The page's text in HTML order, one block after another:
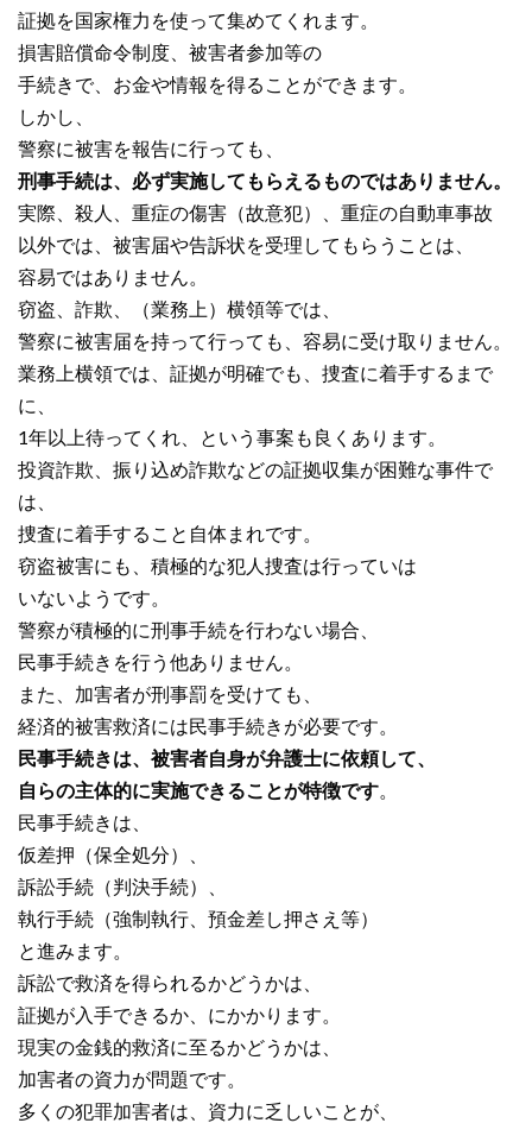
証拠を国家権力を使って集めてくれます。
損害賠償命令制度、被害者参加等の
手続きで、お金や情報を得ることができます。
しかし、
警察に被害を報告に行っても、
刑事手続は、必ず実施してもらえるものではありません。
実際、殺人、重症の傷害（故意犯）、重症の自動車事故
以外では、被害届や告訴状を受理してもらうことは、
容易ではありません。
窃盗、詐欺、（業務上）横領等では、
警察に被害届を持って行っても、容易に受け取りません。
業務上横領では、証拠が明確でも、捜査に着手するまで
に、
1年以上待ってくれ、という事案も良くあります。
投資詐欺、振り込め詐欺などの証拠収集が困難な事件で
は、
捜査に着手すること自体まれです。
窃盗被害にも、積極的な犯人捜査は行っていは
いないようです。
警察が積極的に刑事手続を行わない場合、
民事手続きを行う他ありません。
また、加害者が刑事罰を受けても、
経済的被害救済には民事手続きが必要です。
民事手続きは、被害者自身が弁護士に依頼して、
自らの主体的に実施できることが特徴です。
民事手続きは、
仮差押（保全処分）、
訴訟手続（判決手続）、
執行手続（強制執行、預金差し押さえ等）
と進みます。
訴訟で救済を得られるかどうかは、
証拠が入手できるか、にかかります。
現実の金銭的救済に至るかどうかは、
加害者の資力が問題です。
多くの犯罪加害者は、資力に乏しいことが、